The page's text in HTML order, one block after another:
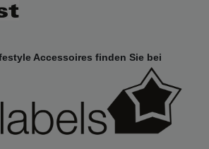
Accessoires finden Sie bei